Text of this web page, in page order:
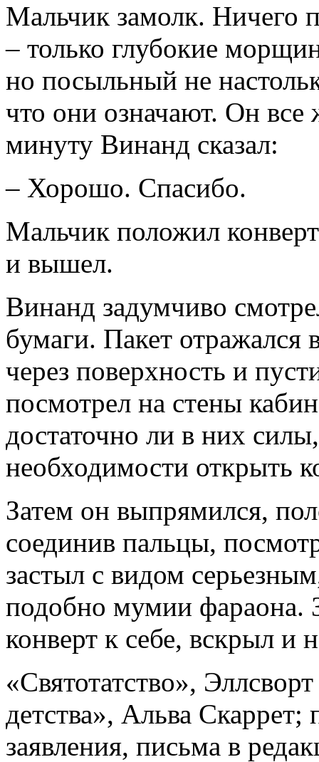
Мальчик замолк. Ничего
– только глубокие
но посыльный не
что они означают. Он все
минуту Винанд сказал:
– Хорошо. Спасибо.
Мальчик положил
и вышел.
Винанд задумчиво
бумаги. Пакет отражался
через поверхность и
посмотрел на стены
достаточно ли в них
необходимости открыть
Затем он выпрямился,
соединив пальцы,
застыл с видом
подобно мумии фараона.
конверт к себе, вскрыл и
«Святотатство»,
детства», Альва
заявления, письма в